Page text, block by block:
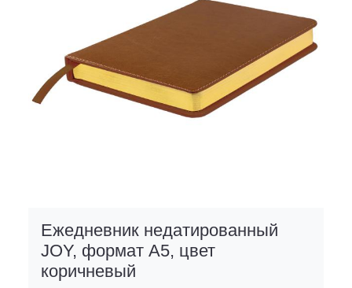
Ежедневник недатированный
JOY, формат А5, цвет
коричневый